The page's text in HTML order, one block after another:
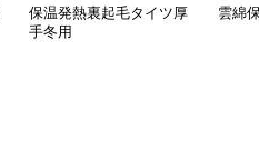
保温発熱裏起毛タイツ厚
手冬用
雲綿